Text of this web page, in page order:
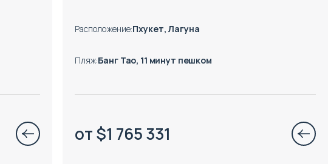
Расположение:Пхукет, Лагуна
Пляж:Банг Тао, 11 минут пешком
от$1 765 331